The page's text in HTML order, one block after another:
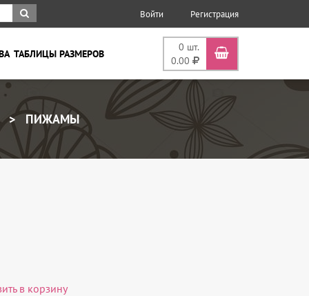
Войти Регистрация
0 шт.
0.00
ТАБЛИЦЫ РАЗМЕРОВ
ПИЖАМЫ
в корзину